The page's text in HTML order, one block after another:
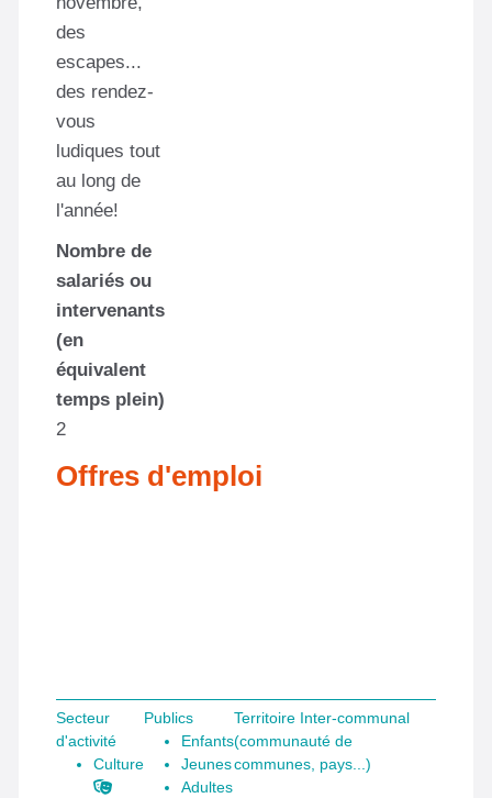
des
escapes...
des rendez-
vous
ludiques tout
au long de
l'année!
Nombre de
salariés ou
intervenants
(en
équivalent
temps plein)
2
Offres d'emploi
Secteur
d'activité
Culture
Publics
Enfants
Jeunes
Adultes
Territoire Inter-communal
(communauté de
communes, pays...)